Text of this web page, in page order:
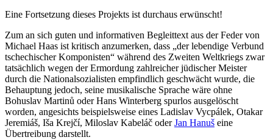
Eine Fortsetzung dieses Projekts ist durchaus erwünscht!
Zum an sich guten und informativen Begleittext aus der Feder von
Michael Haas ist kritisch anzumerken, dass „der lebendige Verbund
tschechischer Komponisten“ während des Zweiten Weltkriegs zwar
tatsächlich wegen der Ermordung zahlreicher jüdischer Meister
durch die Nationalsozialisten empfindlich geschwächt wurde, die
Behauptung jedoch, seine musikalische Sprache wäre ohne
Bohuslav Martinů oder Hans Winterberg spurlos ausgelöscht
worden, angesichts beispielsweise eines Ladislav Vycpálek, Otakar
Jeremiáš, Iša Krejčí, Miloslav Kabeláč oderJan Hanuš eine
Übertreibung darstellt.